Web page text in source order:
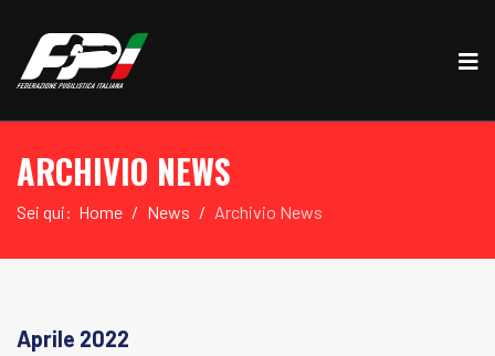
ARCHIVIO NEWS
Sei qui: Home News Archivio News
Aprile 2022